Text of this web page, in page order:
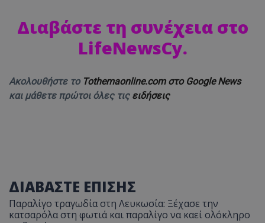
Διαβάστε τη συνέχεια στο
LifeNewsCy.
Ακολουθήστε το Tothemaonline.com στο Google News
και μάθετε πρώτοι όλες τις ειδήσεις
ΔΙΑΒΑΣΤΕ ΕΠΙΣΗΣ
Παραλίγο τραγωδία στη Λευκωσία: Ξέχασε την
κατσαρόλα στη φωτιά και παραλίγο να καεί ολόκληρο